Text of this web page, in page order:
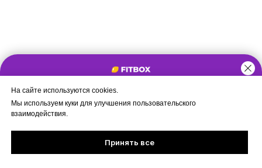
На сайте используются cookies.
Мы используем куки для улучшения пользовательского
взаимодействия.
Принять все